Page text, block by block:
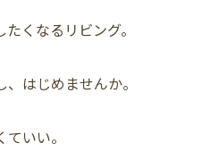
くなるリビング。
はじめませんか。
いい。